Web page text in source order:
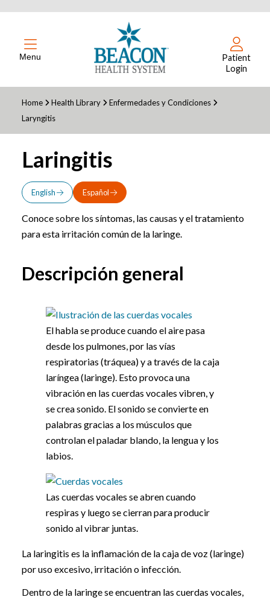
Menu
Patient
Login
Home Health Library
Enfermedades y Condiciones
Laryngitis
Laringitis
English Español
Conoce sobre los síntomas, las causas y el tratamiento
para esta irritación común de la laringe.
Descripción general
El habla se produce cuando el aire pasa
desde los pulmones, por las vías
respiratorias (tráquea) y a través de la caja
laríngea (laringe). Esto provoca una
vibración en las cuerdas vocales vibren, y
se crea sonido. El sonido se convierte en
palabras gracias a los músculos que
controlan el paladar blando, la lengua y los
labios.
Las cuerdas vocales se abren cuando
respiras y luego se cierran para producir
sonido al vibrar juntas.
La laringitis es la inflamación de la caja de voz (laringe)
por uso excesivo, irritación o infección.
Dentro de la laringe se encuentran las cuerdas vocales,